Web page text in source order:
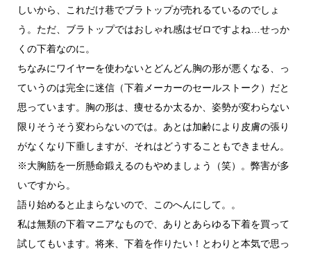
しいから、これだけ巷でブラトップが売れるているのでしょ
う。ただ、ブラトップではおしゃれ感はゼロですよね…せっか
くの下着なのに。
ちなみにワイヤーを使わないとどんどん胸の形が悪くなる、っ
ていうのは完全に迷信（下着メーカーのセールストーク）だと
思っています。胸の形は、痩せるか太るか、姿勢が変わらない
限りそうそう変わらないのでは。あとは加齢により皮膚の張り
がなくなり下垂しますが、それはどうすることもできません。
※大胸筋を一所懸命鍛えるのもやめましょう（笑）。弊害が多
いですから。
語り始めると止まらないので、このへんにして。。
私は無類の下着マニアなもので、ありとあらゆる下着を買って
試してもいます。将来、下着を作りたい！とわりと本気で思っ